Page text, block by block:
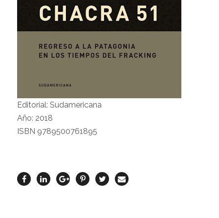
Editorial: Sudamericana
Año: 2018
ISBN 9789500761895